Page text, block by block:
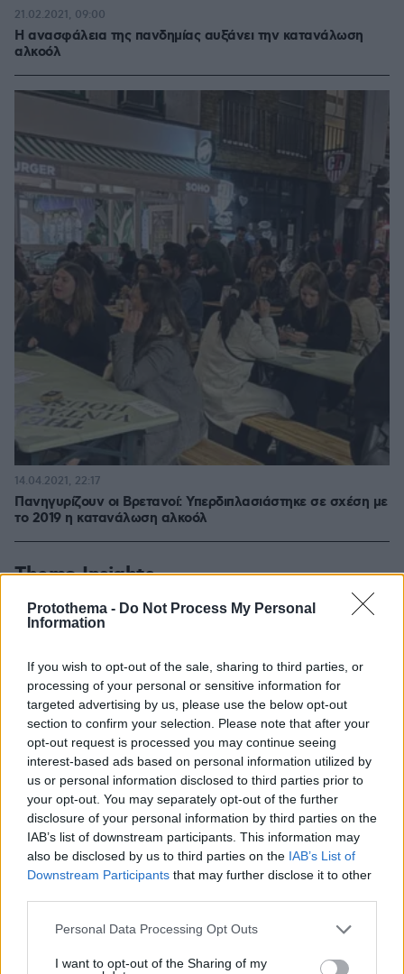
Protothema - Do Not Process My Personal
Information
If you wish to opt-out of the sale, sharing to third parties, or
processing of your personal or sensitive information for
targeted advertising by us, please use the below opt-out
section to confirm your selection. Please note that after your
opt-out request is processed you may continue seeing
interest-based ads based on personal information utilized by
us or personal information disclosed to third parties prior to
your opt-out. You may separately opt-out of the further
disclosure of your personal information by third parties on the
IAB’s list of downstream participants. This information may
also be disclosed by us to third parties on the IAB’s List of
Downstream Participants that may further disclose it to other
Please note that this website/app uses one or more Google
not limited to your visit or usage behaviour. You may click to
Personal Data Processing Opt Outs
I want to opt-out of the Sharing of my
Η ανασφάλεια της πανδημίας αυξάνει την κατανάλωση
αλκοόλ
21.02.2021, 09:00
Πανηγυρίζουν οι Βρετανοί: Υπερδιπλασιάστηκε σε σχέση με
το 2019 η κατανάλωση αλκοόλ
14.04.2021, 22:17
Thema Insights